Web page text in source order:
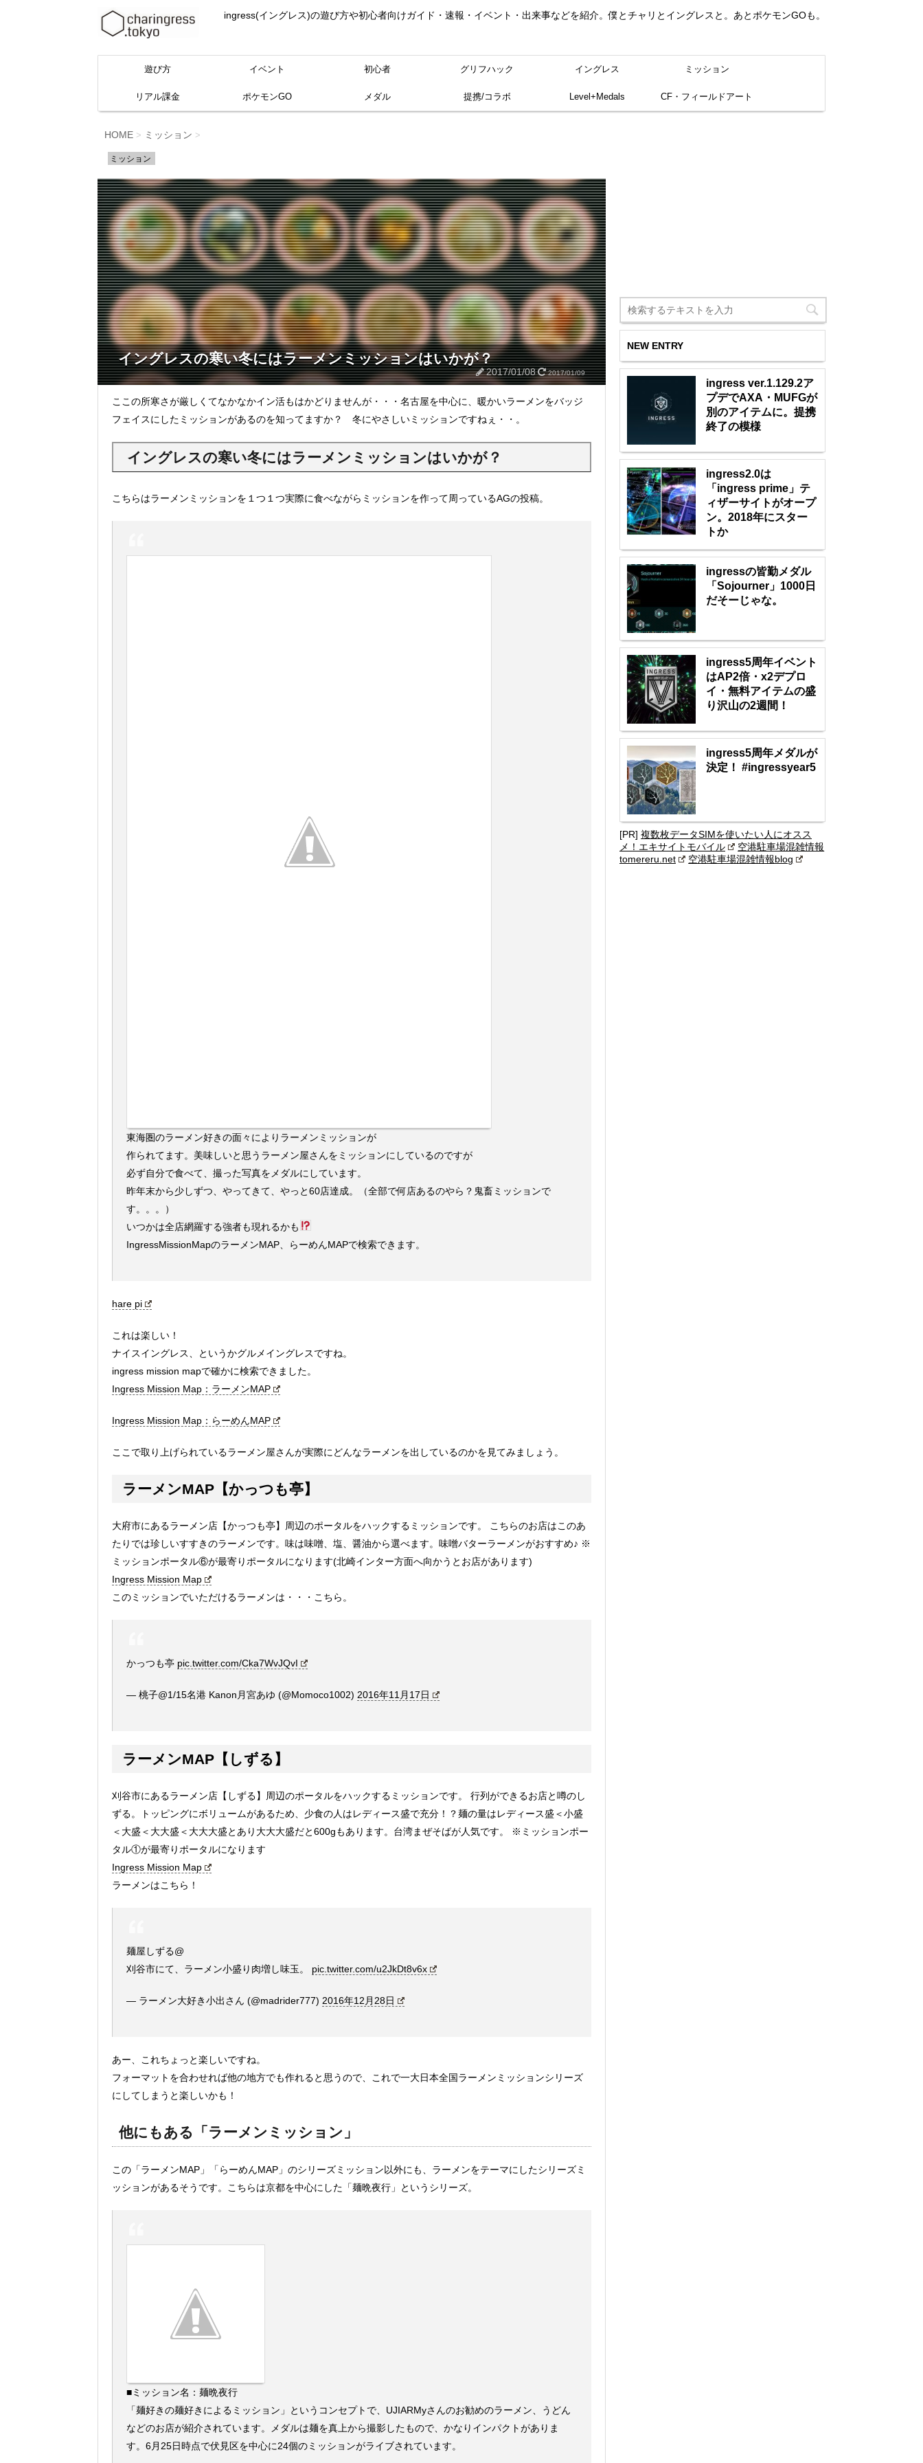
ingress(イングレス)の遊び方や初心者向けガイド・速報・イベント・出来事などを紹介。僕とチャリとイングレスと。あとポケモンGOも。
遊び方 イベント 初心者 グリフハック イングレス ミッション
リアル課金 ポケモンGO メダル 提携/コラボ Level+Medals CF・フィールドアート
HOME > ミッション >
ミッション
イングレスの寒い冬にはラーメンミッションはいかが？
2017/01/08 2017/01/09
ここの所寒さが厳しくてなかなかイン活もはかどりませんが・・・名古屋を中心に、暖かいラーメンをバッジ
フェイスにしたミッションがあるのを知ってますか？ 冬にやさしいミッションですねぇ・・。
イングレスの寒い冬にはラーメンミッションはいかが？
こちらはラーメンミッションを１つ１つ実際に食べながらミッションを作って周っているAGの投稿。
東海圏のラーメン好きの面々によりラーメンミッションが
作られてます。美味しいと思うラーメン屋さんをミッションにしているのですが
必ず自分で食べて、撮った写真をメダルにしています。
昨年末から少しずつ、やってきて、やっと60店達成。（全部で何店あるのやら？鬼畜ミッションで
す。。。）
いつかは全店網羅する強者も現れるかも
IngressMissionMapのラーメンMAP、らーめんMAPで検索できます。
hare pi
これは楽しい！
ナイスイングレス、というかグルメイングレスですね。
ingress mission mapで確かに検索できました。
Ingress Mission Map：ラーメンMAP
Ingress Mission Map：らーめんMAP
ここで取り上げられているラーメン屋さんが実際にどんなラーメンを出しているのかを見てみましょう。
ラーメンMAP【かっつも亭】
大府市にあるラーメン店【かっつも亭】周辺のポータルをハックするミッションです。 こちらのお店はこのあ
たりでは珍しいすすきのラーメンです。味は味噌、塩、醤油から選べます。味噌バターラーメンがおすすめ♪ ※
ミッションポータル⑥が最寄りポータルになります(北崎インター方面へ向かうとお店があります)
Ingress Mission Map
このミッションでいただけるラーメンは・・・こちら。
かっつも亭 pic.twitter.com/Cka7WvJQvI
— 桃子@1/15名港 Kanon月宮あゆ (@Momoco1002) 2016年11月17日
ラーメンMAP【しずる】
刈谷市にあるラーメン店【しずる】周辺のポータルをハックするミッションです。 行列ができるお店と噂のし
ずる。トッピングにボリュームがあるため、少食の人はレディース盛で充分！？麺の量はレディース盛＜小盛
＜大盛＜大大盛＜大大大盛とあり大大大盛だと600gもあります。台湾まぜそばが人気です。 ※ミッションポー
タル①が最寄りポータルになります
Ingress Mission Map
ラーメンはこちら！
麺屋しずる@
刈谷市にて、ラーメン小盛り肉増し味玉。 pic.twitter.com/u2JkDt8v6x
— ラーメン大好き小出さん (@madrider777) 2016年12月28日
あー、これちょっと楽しいですね。
フォーマットを合わせれば他の地方でも作れると思うので、これで一大日本全国ラーメンミッションシリーズ
にしてしまうと楽しいかも！
他にもある「ラーメンミッション」
この「ラーメンMAP」「らーめんMAP」のシリーズミッション以外にも、ラーメンをテーマにしたシリーズミ
ッションがあるそうです。こちらは京都を中心にした「麺晩夜行」というシリーズ。
■ミッション名：麺晩夜行
「麺好きの麺好きによるミッション」というコンセプトで、UJIARMyさんのお勧めのラーメン、うどん
などのお店が紹介されています。メダルは麺を真上から撮影したもので、かなりインパクトがありま
す。6月25日時点で伏見区を中心に24個のミッションがライブされています。
NEW ENTRY
ingress ver.1.129.2ア
プデでAXA・MUFGが
別のアイテムに。提携
終了の模様
ingress2.0は
「ingress prime」テ
ィザーサイトがオープ
ン。2018年にスター
トか
ingressの皆勤メダル
「Sojourner」1000日
だそーじゃな。
ingress5周年イベント
はAP2倍・x2デプロ
イ・無料アイテムの盛
り沢山の2週間！
ingress5周年メダルが
決定！ #ingressyear5
[PR] 複数枚データSIMを使いたい人にオスス
メ！エキサイトモバイル
空港駐車場混雑情報
tomereru.net
空港駐車場混雑情報blog